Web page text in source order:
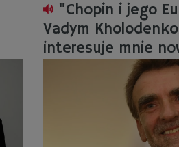
"Chopin i jego
Vadym
interesuje mnie